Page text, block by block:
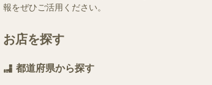
報をぜひご活用ください。
お店を探す
都道府県から探す